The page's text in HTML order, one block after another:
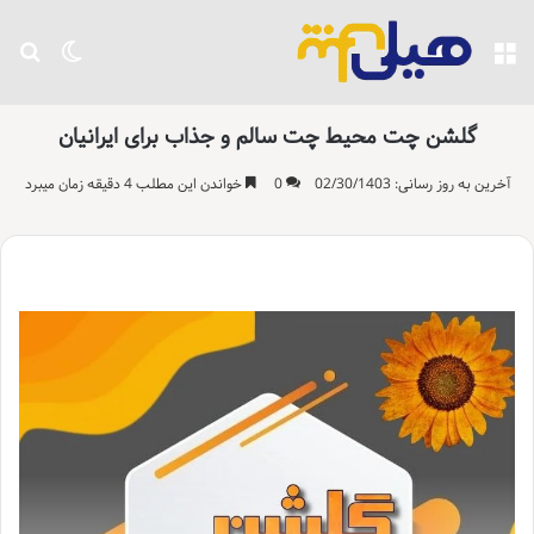
تغییر منو
گلشن چت محیط چت سالم و جذاب برای ایرانیان
آخرین به روز رسانی: 02/30/1403 0 خواندن این مطلب 4 دقیقه زمان میبرد